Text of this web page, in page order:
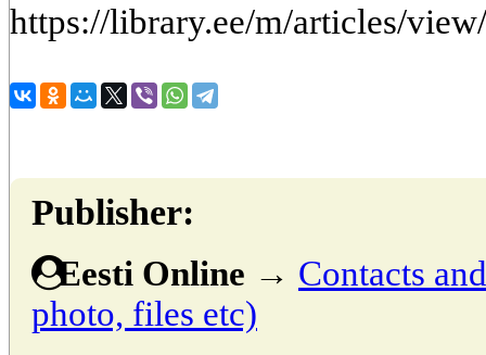
https://library.ee/m/articles/
Publisher:
Eesti Online → Contacts
photo, files etc)